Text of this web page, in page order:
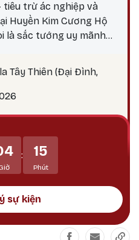
tiêu trừ ác nghiệp và
Huyền Kim Cương Hộ
là sắc tướng uy mãnh
bi mẫn uy mãnh của
pháp hàng đầu, uy
tiêu trừ ác nghiệp,
gây chướng ngại đối
các hành giả và bảo vệ
minh và mê lầm.
Tây Thiên (Đại Đình,
: 15
Phút
sự kiện